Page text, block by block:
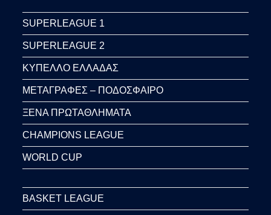
SUPERLEAGUE 1
SUPERLEAGUE 2
ΚΥΠΕΛΛΟ ΕΛΛΑΔΑΣ
ΜΕΤΑΓΡΑΦΕΣ – ΠΟΔΟΣΦΑΙΡΟ
ΞΕΝΑ ΠΡΩΤΑΘΛΗΜΑΤΑ
CHAMPIONS LEAGUE
WORLD CUP
BASKET LEAGUE